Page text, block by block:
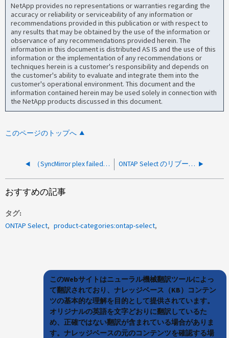
NetApp provides no representations or warranties regarding the
accuracy or reliability or serviceability of any information or
recommendations provided in this publication or with respect to
any results that may be obtained by the use of the information or
observance of any recommendations provided herein. The
information in this document is distributed AS IS and the use of this
information or the implementation of any recommendations or
techniques herein is a customer's responsibility and depends on
the customer's ability to evaluate and integrate them into the
customer's operational environment. This document and the
information contained herein may be used solely in connection with
the NetApp products discussed in this document.
このページのトップへ
（SyncMirror plex failed）アラート2ノードOTSクラスタ ONTAP Select のリブート時に SyncMirror プレックスの健常性エラーが発生しました
おすすめの記事
タグ
ONTAP Select
product-categories:ontap-select
このWebサイトはニューラル機械翻訳ツールによっ
て翻訳されており、ナレッジベース（KB）コンテン
ツの基本的な理解を目的として提供されています。
オリジナルの英語を文字どおりに翻訳しているた
め、正確ではない翻訳が含まれている場合がありま
す。ナレッジベースの元のコンテンツを確認する場